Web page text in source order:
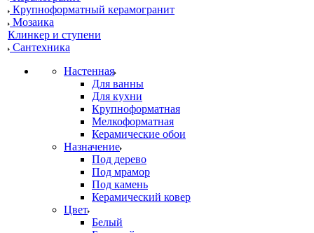
Крупноформатный керамогранит
Мозаика
Клинкер и ступени
Сантехника
Настенная
Для ванны
Для кухни
Крупноформатная
Мелкоформатная
Керамические обои
Назначение
Под дерево
Под мрамор
Под камень
Керамический ковер
Цвет
Белый